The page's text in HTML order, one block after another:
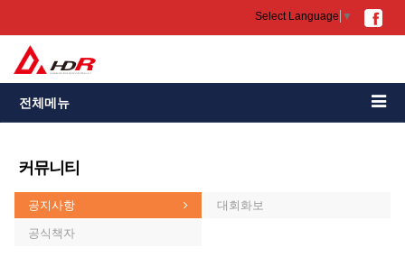
Select Language ▼
전체메뉴
커뮤니티
공지사항 대회화보
공식책자